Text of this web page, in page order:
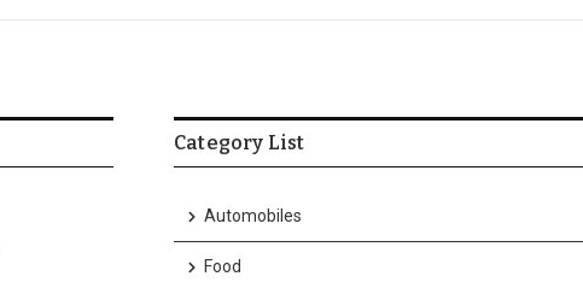
Category List
Automobiles
Food